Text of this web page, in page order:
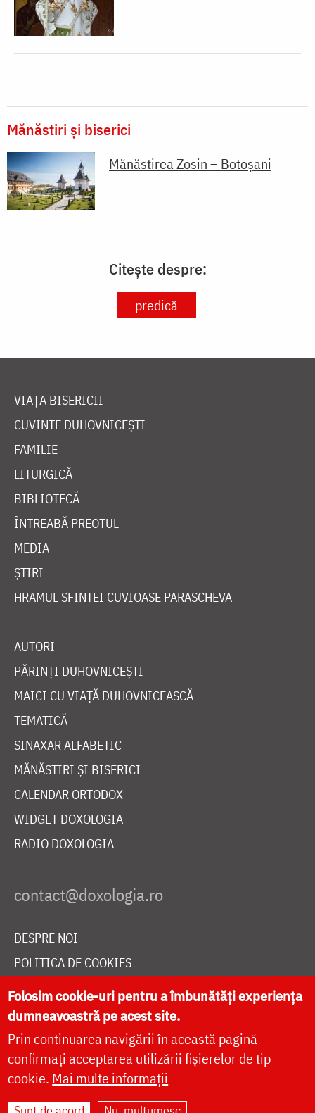
Mănăstiri și biserici
Mănăstirea Zosin – Botoșani
Citește despre:
predică
VIAȚA BISERICII
CUVINTE DUHOVNICEȘTI
FAMILIE
LITURGICĂ
BIBLIOTECĂ
ÎNTREABĂ PREOTUL
MEDIA
ȘTIRI
HRAMUL SFINTEI CUVIOASE PARASCHEVA
AUTORI
PĂRINȚI DUHOVNICEȘTI
MAICI CU VIAȚĂ DUHOVNICEASCĂ
TEMATICĂ
SINAXAR ALFABETIC
MĂNĂSTIRI ȘI BISERICI
CALENDAR ORTODOX
WIDGET DOXOLOGIA
RADIO DOXOLOGIA
DESPRE NOI
POLITICA DE COOKIES
DONEAZĂ ONLINE PENTRU CATEDRALA NAȚIONALĂ
LIVE
Folosim cookie-uri pentru a îmbunătăți experiența
dumneavoastră pe acest site.
Prin continuarea navigării în această pagină
confirmați acceptarea utilizării fișierelor de tip
cookie. Mai multe informații